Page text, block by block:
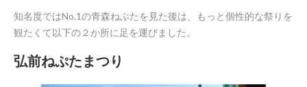
知名度ではNo.1の青森ねぶたを見た後は、もっと個性的な祭りを
観たくて以下の２か所に足を運びました。
弘前ねぷたまつり